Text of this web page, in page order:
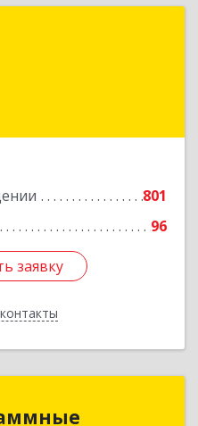
801
96
заявку
г, Учительская ул,
Подробнее
заявку